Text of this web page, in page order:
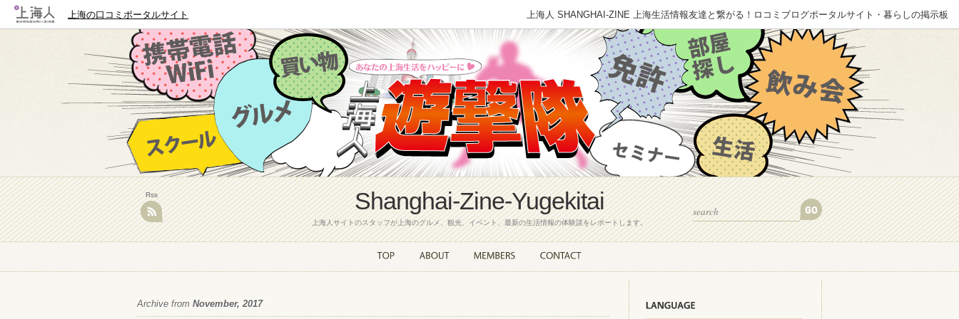
上海の口コミポータルサイト 上海人 SHANGHAI-ZINE 上海生活情報友達と繋がる！ロコミブログポータルサイト・暮らしの掲示板
Shanghai-Zine-Yugekitai
上海人サイトのスタッフが上海のグルメ、観光、イベント、最新の生活情報の体験談をレポートします。
Rss
Archive from November, 2017